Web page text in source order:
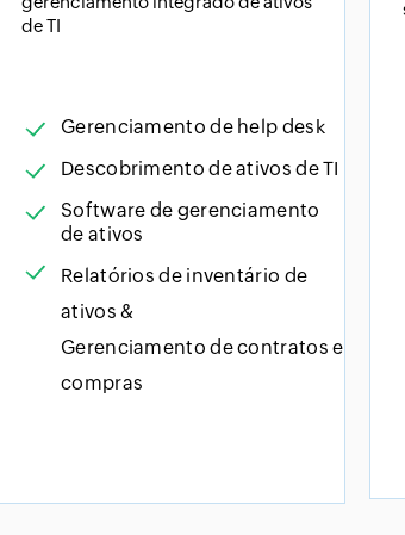
de TI
Gerenciamento de help desk
Descobrimento de ativos de TI
Software de gerenciamento
de ativos
Relatórios de inventário de
ativos &
Gerenciamento de contratos e
compras